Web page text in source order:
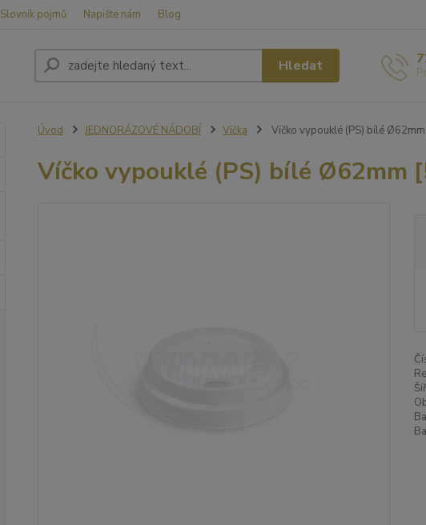
Slovník pojmů Napište nám Blog
Hledat
Úvod JEDNORÁZOVÉ NÁDOBÍ Víčka Víčko vypouklé (PS) bílé
Víčko vypouklé (PS) bílé Ø62mm